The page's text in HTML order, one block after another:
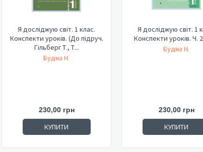
Я досліджую світ. 1 клас.
Конспекти уроків. (До підруч.
Гільберг Т., Т...
Будна Н.
230,00 грн
КУПИТИ
Я досліджую світ. 1
Конспекти уроків. Ч.
Будна Н.
230,00 грн
КУПИТИ